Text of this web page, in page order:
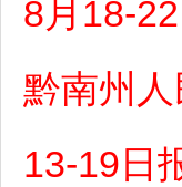
8月18-22
黔南州
13-19日